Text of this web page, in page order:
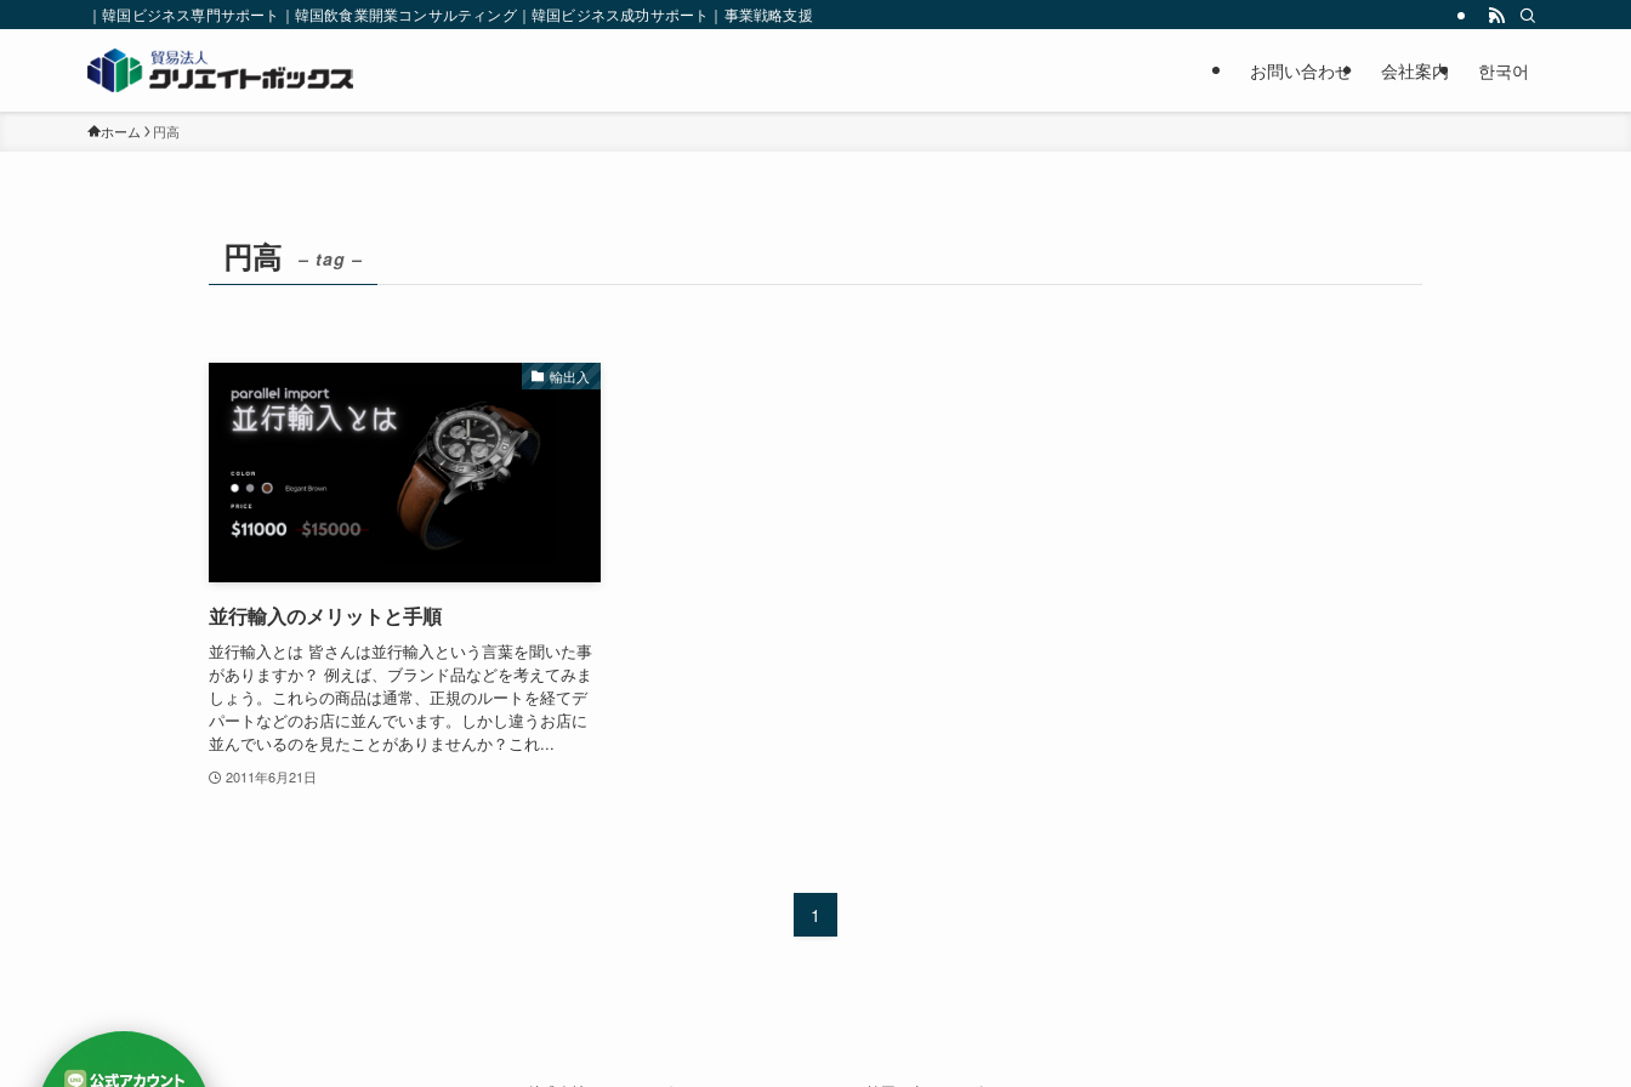
｜韓国ビジネス専門サポート｜韓国飲食業開業コンサルティング｜韓国ビジネス成功サポート｜事業戦略支援｜韓国法人設立｜輸出入支援｜
お問い合わせ 会社案内 한국어
ホーム 円高
円高 – tag –
輸出入
並行輸入のメリットと手順
並行輸入とは 皆さんは並行輸入という言葉を聞いた事
がありますか？ 例えば、ブランド品などを考えてみま
しょう。これらの商品は通常、正規のルートを経てデ
パートなどのお店に並んでいます。しかし違うお店に
並んでいるのを見たことがありませんか？これ...
2011年6月21日
1